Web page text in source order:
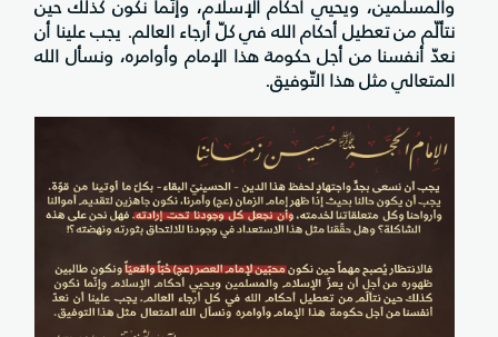
والمسلمين، ويحيي أحكام الإسلام، وإنّما نكون كذلك حين
نتألّم من تعطيل أحكام الله في كلّ أرجاء العالم. يجب علينا أن
نعدّ أنفسنا من أجل حكومة هذا الإمام وأوامره، ونسأل الله
المتعالي مثل هذا التّوفيق.